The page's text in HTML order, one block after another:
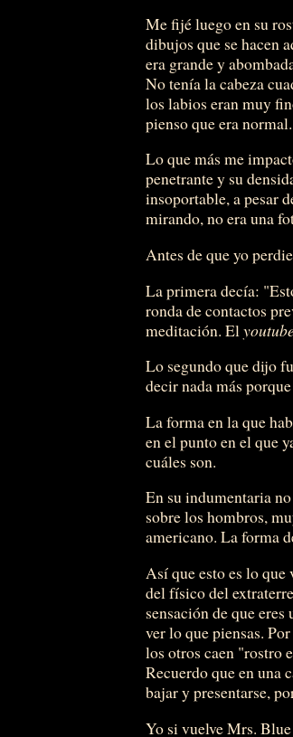
Me fijé luego en su
dibujos que se hacen
era grande y
No tenía la cabeza
los labios eran muy
pienso que era normal.
Lo que más me
penetrante y su
insoportable, a pesar
mirando, no era una
Antes de que yo
La primera decía:
ronda de contactos
meditación. El
Lo segundo que dijo
decir nada más
La forma en la que
en el punto en el que
cuáles son.
En su indumentaria
sobre los hombros,
americano. La forma
Así que esto es lo
del físico del
sensación de que
ver lo que piensas.
los otros caen "rostro
Recuerdo que en una
bajar y presentarse,
Yo si vuelve Mrs.